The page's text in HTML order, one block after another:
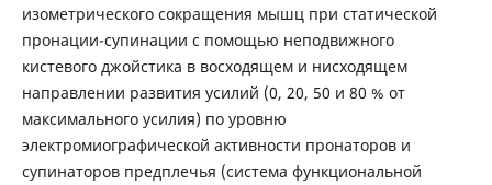
изометрического сокращения мышц при статической
пронации-супинации с помощью неподвижного
кистевого джойстика в восходящем и нисходящем
направлении развития усилий (0, 20, 50 и 80 % от
максимального усилия) по уровню
электромиографической активности пронаторов и
супинаторов предплечья (система функциональной